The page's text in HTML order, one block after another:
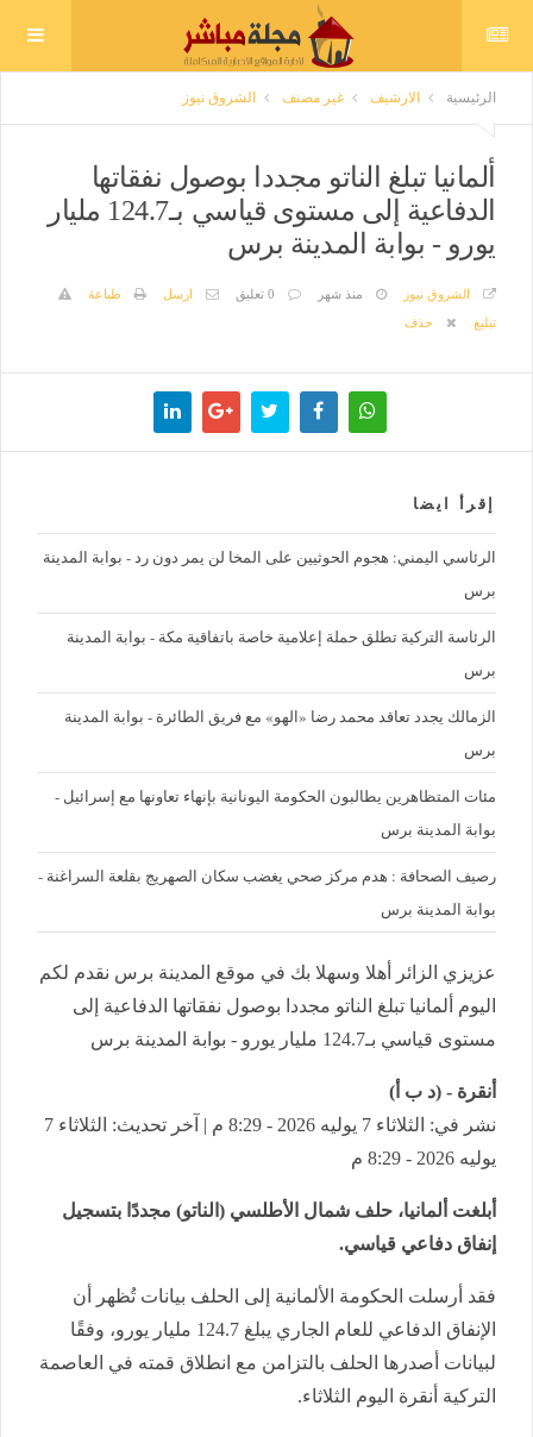
الرئيسية الارشيف غير مصنف الشروق نيوز
ألمانيا تبلغ الناتو مجددا بوصول نفقاتها
الدفاعية إلى مستوى قياسي بـ124.7 مليار
يورو - بوابة المدينة برس
الشروق نيوز منذ شهر 0 تعليق ارسل
طباعة
تبليغ
حذف
إقرأ ايضا
الرئاسي اليمني: هجوم الحوثيين على المخا لن يمر دون رد - بوابة المدينة
برس
الرئاسة التركية تطلق حملة إعلامية خاصة باتفاقية مكة - بوابة المدينة
برس
الزمالك يجدد تعاقد محمد رضا «الهو» مع فريق الطائرة - بوابة المدينة
برس
مئات المتظاهرين يطالبون الحكومة اليونانية بإنهاء تعاونها مع إسرائيل -
بوابة المدينة برس
رصيف الصحافة : هدم مركز صحي يغضب سكان الصهريج بقلعة السراغنة -
بوابة المدينة برس
عزيزي الزائر أهلا وسهلا بك في موقع المدينة برس نقدم لكم
اليوم ألمانيا تبلغ الناتو مجددا بوصول نفقاتها الدفاعية إلى
مستوى قياسي بـ124.7 مليار يورو - بوابة المدينة برس
أنقرة - (د ب أ)
نشر في: الثلاثاء 7 يوليه 2026 - 8:29 م | آخر تحديث: الثلاثاء 7
يوليه 2026 - 8:29 م
أبلغت ألمانيا، حلف شمال الأطلسي (الناتو) مجددًا بتسجيل
إنفاق دفاعي قياسي.
فقد أرسلت الحكومة الألمانية إلى الحلف بيانات تُظهر أن
الإنفاق الدفاعي للعام الجاري يبلغ 124.7 مليار يورو، وفقًا
لبيانات أصدرها الحلف بالتزامن مع انطلاق قمته في العاصمة
التركية أنقرة اليوم الثلاثاء.